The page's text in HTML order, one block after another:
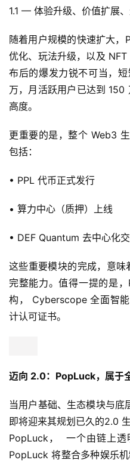
1.1 — 体验升级、价值扩展
随着用户规模的快速扩大，
优化、玩法升级，以及 NFT
布后的爆发力锐不可当，
万，月活跃用户已达到 150
高度。
更重要的是，整个 Web3
包括：
• PPL 代币正式发行
• 算力中心（质押）上线
• DEF Quantum 去中心化
这些重要模块的完成，意
完整能力。值得一提的是
构， Cyberscope 全面智
计认可证书。
迈向 2.0：PopLuck，属于
当用户基础、生态模块与底
即将迎来其规划已久的2.0
PopLuck，  一个由链上透
PopLuck 将整合多种娱乐